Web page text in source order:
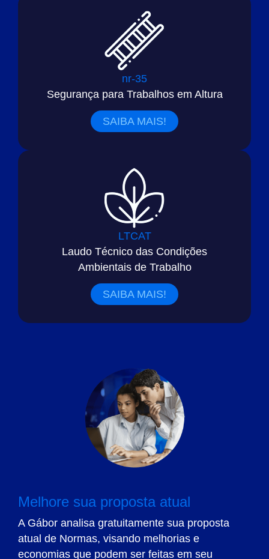
nr-35
Segurança para Trabalhos em Altura
SAIBA MAIS!
LTCAT
Laudo Técnico das Condições
Ambientais de Trabalho
SAIBA MAIS!
Melhore sua proposta atual
A Gábor analisa gratuitamente sua proposta
atual de Normas, visando melhorias e
economias que podem ser feitas em seu